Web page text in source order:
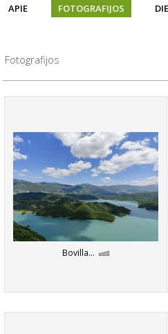
APIE FOTOGRAFIJOS
Fotografijos
Bovilla...